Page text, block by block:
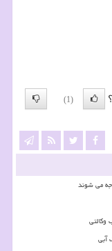
(1)
می شوند
آبی